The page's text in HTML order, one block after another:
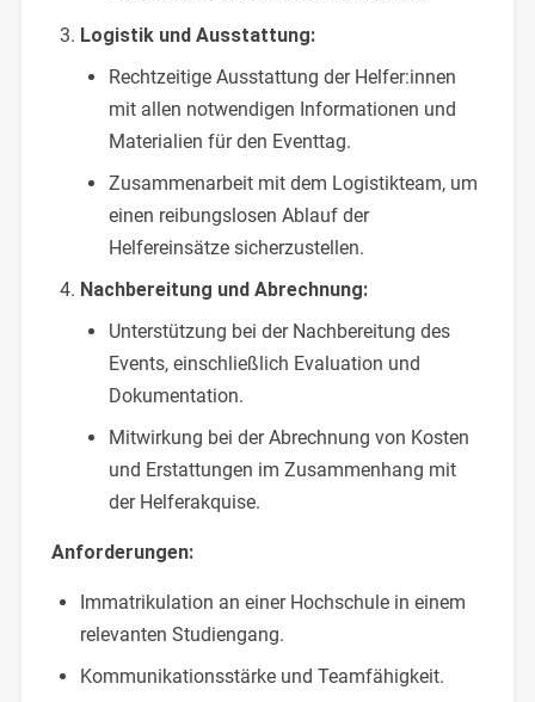
Logistik und Ausstattung:
Rechtzeitige Ausstattung der Helfer:innen
mit allen notwendigen Informationen und
Materialien für den Eventtag.
Zusammenarbeit mit dem Logistikteam, um
einen reibungslosen Ablauf der
Helfereinsätze sicherzustellen.
Nachbereitung und Abrechnung:
Unterstützung bei der Nachbereitung des
Events, einschließlich Evaluation und
Dokumentation.
Mitwirkung bei der Abrechnung von Kosten
und Erstattungen im Zusammenhang mit
der Helferakquise.
Anforderungen:
Immatrikulation an einer Hochschule in einem
relevanten Studiengang.
Kommunikationsstärke und Teamfähigkeit.